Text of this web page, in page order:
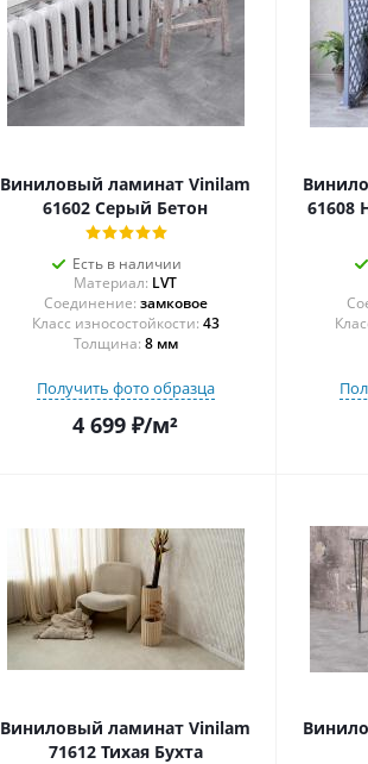
Виниловый ламинат Vinilam
61602 Серый Бетон
Есть в наличии
Материал: LVT
Соединение: замковое
43
Толщина: 8 мм
Получить фото образца
4 699 ₽/м²
61608
Виниловый ламинат Vinilam
71612 Тихая Бухта